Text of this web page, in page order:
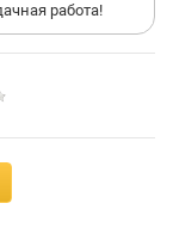
черствое
вовремя(
считаться с тем,
одного, а то
" обиженным" и
работать
и по душе.
форумов(
работа!